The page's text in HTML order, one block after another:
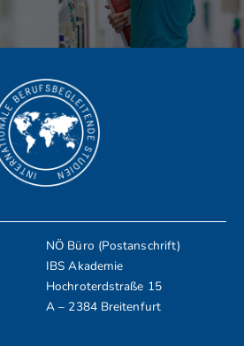
NÖ Büro (Postanschrift)
IBS Akademie
Hochroterdstraße 15
A – 2384 Breitenfurt